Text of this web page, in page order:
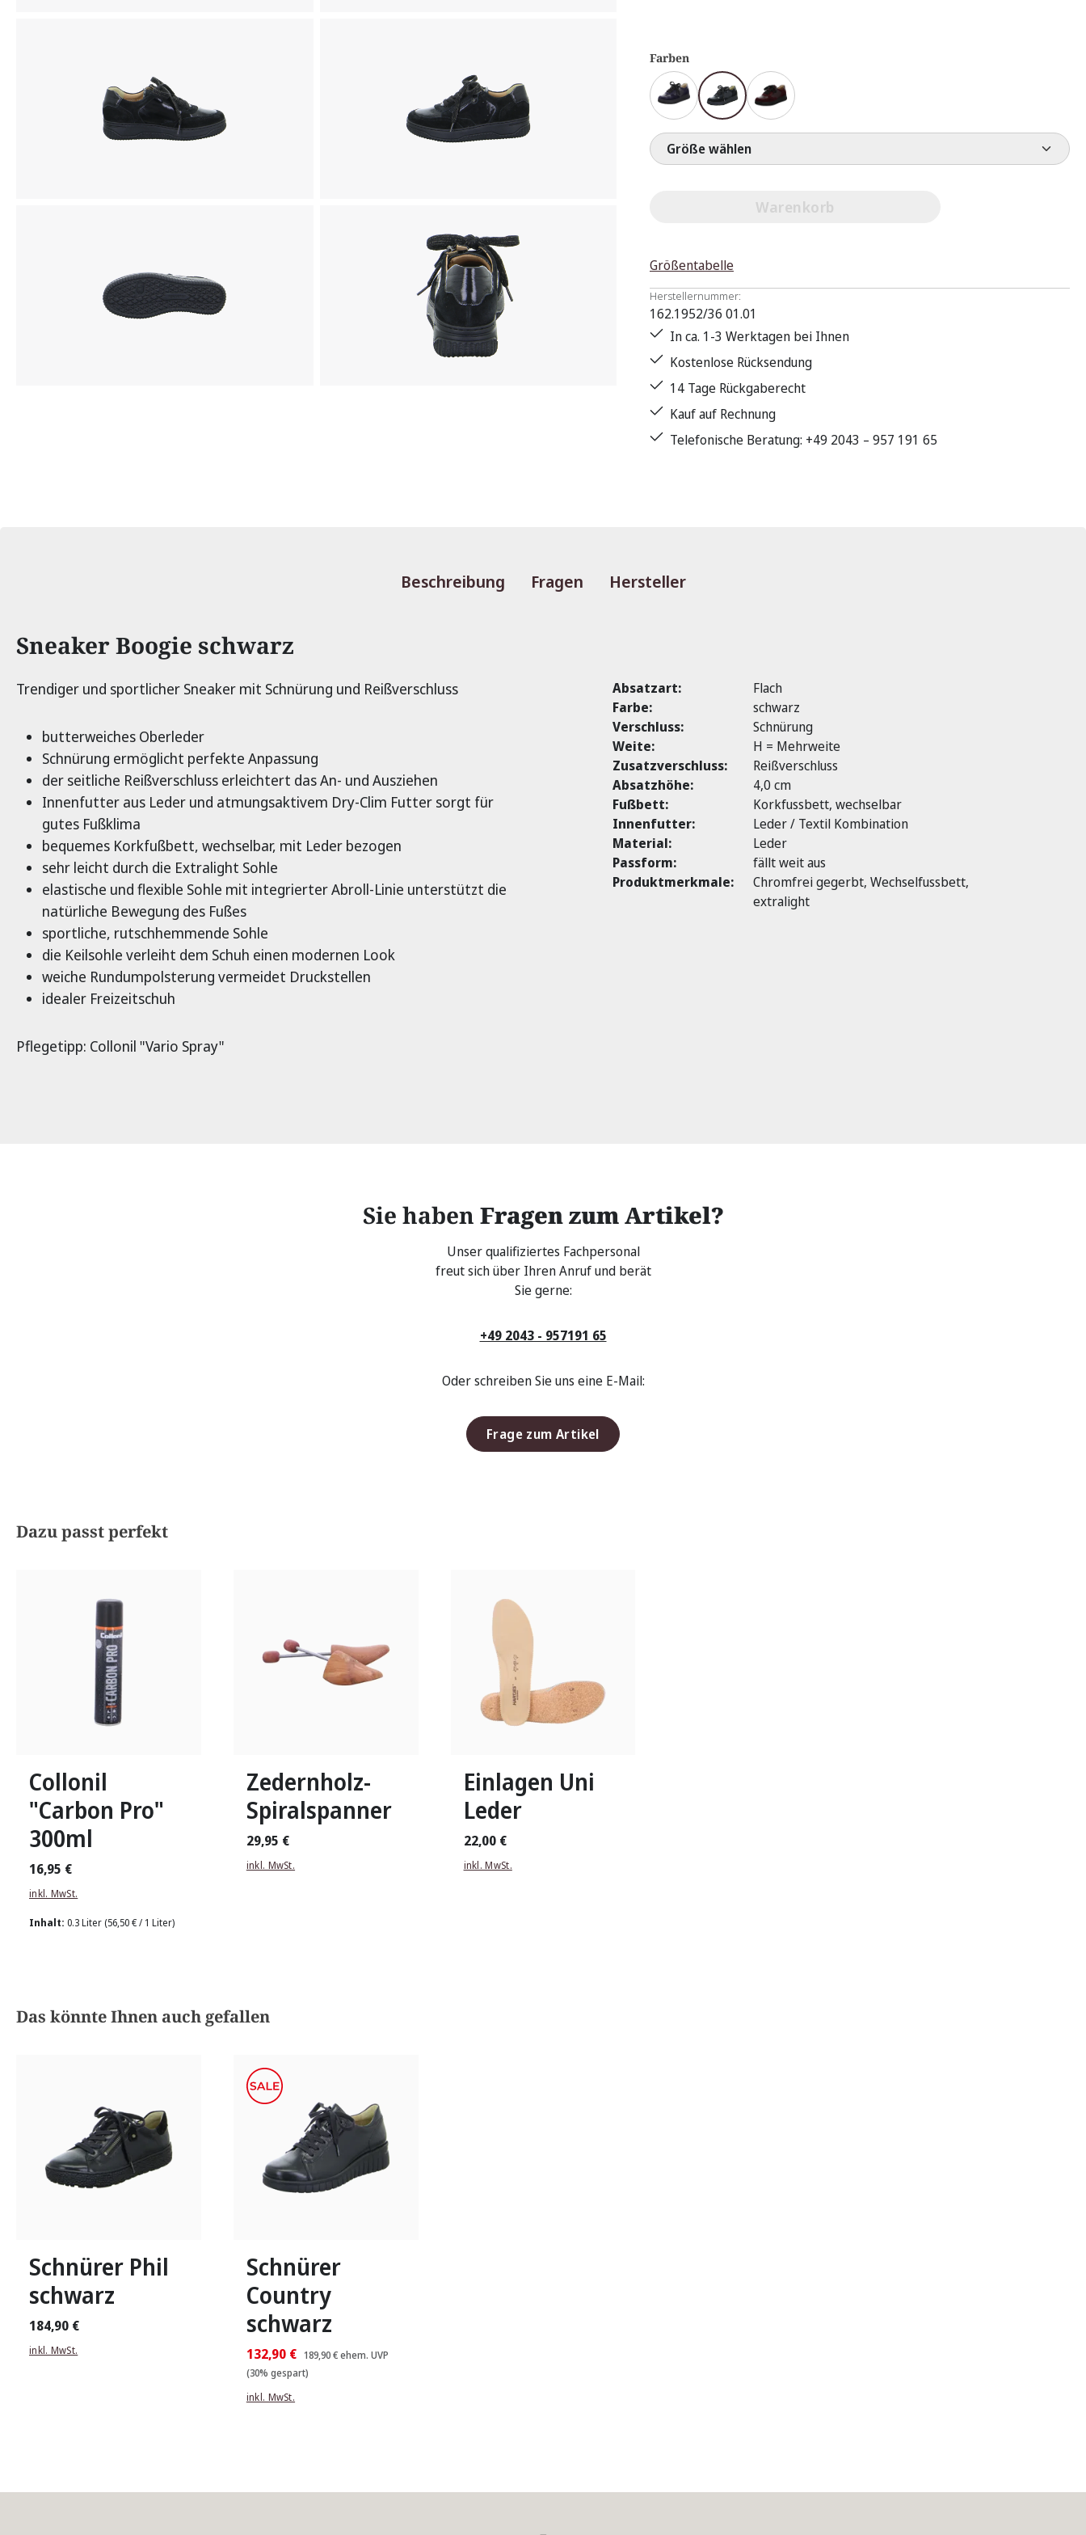
Farben
Größe wählen
Warenkorb
Größentabelle
Herstellernummer:
162.1952/36 01.01
In ca. 1-3 Werktagen bei Ihnen
Kostenlose Rücksendung
14 Tage Rückgaberecht
Kauf auf Rechnung
Telefonische Beratung: +49 2043 – 957 191 65
Beschreibung Fragen Hersteller
Produktinformationen
Sneaker Boogie schwarz
Trendiger und sportlicher Sneaker mit Schnürung und Reißverschluss
butterweiches Oberleder
Schnürung ermöglicht perfekte Anpassung
der seitliche Reißverschluss erleichtert das An- und Ausziehen
Innenfutter aus Leder und atmungsaktivem Dry-Clim Futter sorgt für
gutes Fußklima
bequemes Korkfußbett, wechselbar, mit Leder bezogen
sehr leicht durch die Extralight Sohle
elastische und flexible Sohle mit integrierter Abroll-Linie unterstützt die
natürliche Bewegung des Fußes
sportliche, rutschhemmende Sohle
die Keilsohle verleiht dem Schuh einen modernen Look
weiche Rundumpolsterung vermeidet Druckstellen
idealer Freizeitschuh
Pflegetipp: Collonil "Vario Spray"
Absatzart:
Flach
Farbe:
schwarz
Verschluss:
Schnürung
Weite:
H = Mehrweite
Zusatzverschluss:
Reißverschluss
Absatzhöhe:
4,0 cm
Fußbett:
Korkfussbett, wechselbar
Innenfutter:
Leder / Textil Kombination
Material:
Leder
Passform:
fällt weit aus
Produktmerkmale:
Chromfrei gegerbt, Wechselfussbett,
extralight
Sie haben Fragen zum Artikel?
Unser qualifiziertes Fachpersonal
freut sich über Ihren Anruf und berät
Sie gerne:
+49 2043 - 957191 65
Oder schreiben Sie uns eine E-Mail:
Frage zum Artikel
Produktgalerie überspringen
Dazu passt perfekt
Collonil
"Carbon Pro"
300ml
Inhalt: 0.3 Liter (56,50 € / 1 Liter)
16,95 €
inkl. MwSt.
Zedernholz-
Spiralspanner
29,95 €
inkl. MwSt.
Einlagen Uni
Leder
22,00 €
inkl. MwSt.
Produktgalerie überspringen
Das könnte Ihnen auch gefallen
Schnürer Phil
schwarz
184,90 €
inkl. MwSt.
Schnürer
Country
schwarz
132,90 € 189,90 €ehem. UVP
(30% gespart)
inkl. MwSt.